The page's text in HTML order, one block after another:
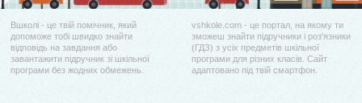
Вшколі - це твій помічник, який
допоможе тобі швидко знайти
відповідь на завдання або
завантажити підручник зі шкільної
програми без жодних обмежень.
vshkole.com - це портал, на якому ти
зможеш знайти підручники і роз'язники
(ГДЗ) з усіх предметів шкільної
програми для різних класів. Сайт
адаптовано під твій смартфон.